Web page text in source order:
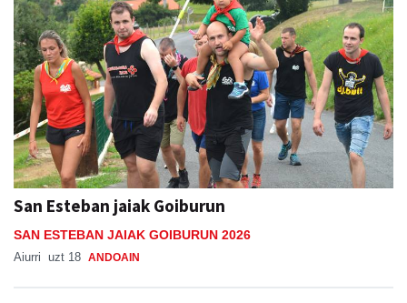
San Esteban jaiak Goiburun
SAN ESTEBAN JAIAK GOIBURUN 2026
Aiurri uzt 18 ANDOAIN